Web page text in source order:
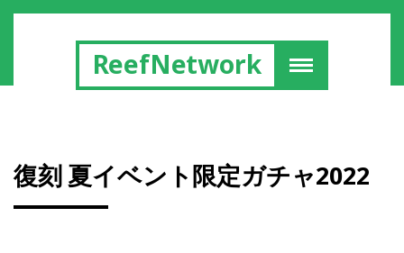
ReefNetwork
復刻 夏イベント限定ガチャ2022